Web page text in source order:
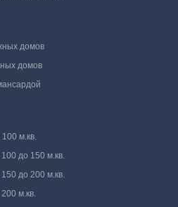
домов
домов
м.кв.
до 150 м.кв.
до 200 м.кв.
м.кв.